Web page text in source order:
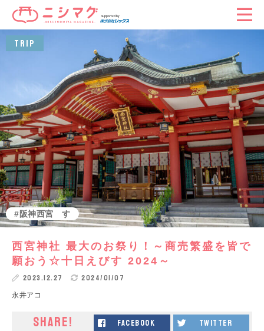
西宮で暮らす
阪神西宮
TRIP
西宮神社 最大のお祭り！～商売繁盛を皆で
願おう☆十日えびす 2024～
2023.12.27 2024/01/07
永井アコ
SHARE! facebook twitter